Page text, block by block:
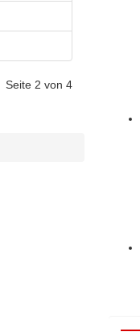
Seite 2 von 4